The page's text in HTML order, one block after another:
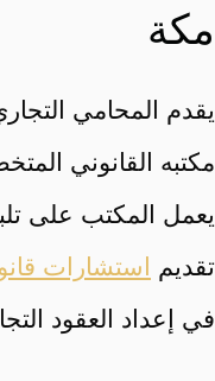
مكة
يقدم المحامي
مكتبه القانوني
يعمل المكتب على
تقديم
استشارات
في إعداد العقود